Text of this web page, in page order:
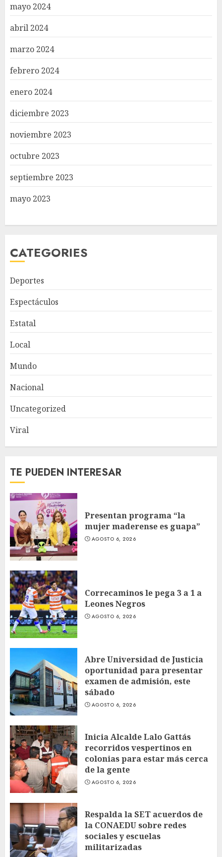
mayo 2024
abril 2024
marzo 2024
febrero 2024
enero 2024
diciembre 2023
noviembre 2023
octubre 2023
septiembre 2023
mayo 2023
CATEGORIES
Deportes
Espectáculos
Estatal
Local
Mundo
Nacional
Uncategorized
Viral
TE PUEDEN INTERESAR
Presentan programa “la
mujer maderense es guapa”
AGOSTO 6, 2026
Correcaminos le pega 3 a 1 a
Leones Negros
AGOSTO 6, 2026
Abre Universidad de Justicia
oportunidad para presentar
examen de admisión, este
sábado
AGOSTO 6, 2026
Inicia Alcalde Lalo Gattás
recorridos vespertinos en
colonias para estar más cerca
de la gente
AGOSTO 6, 2026
Respalda la SET acuerdos de
la CONAEDU sobre redes
sociales y escuelas
militarizadas